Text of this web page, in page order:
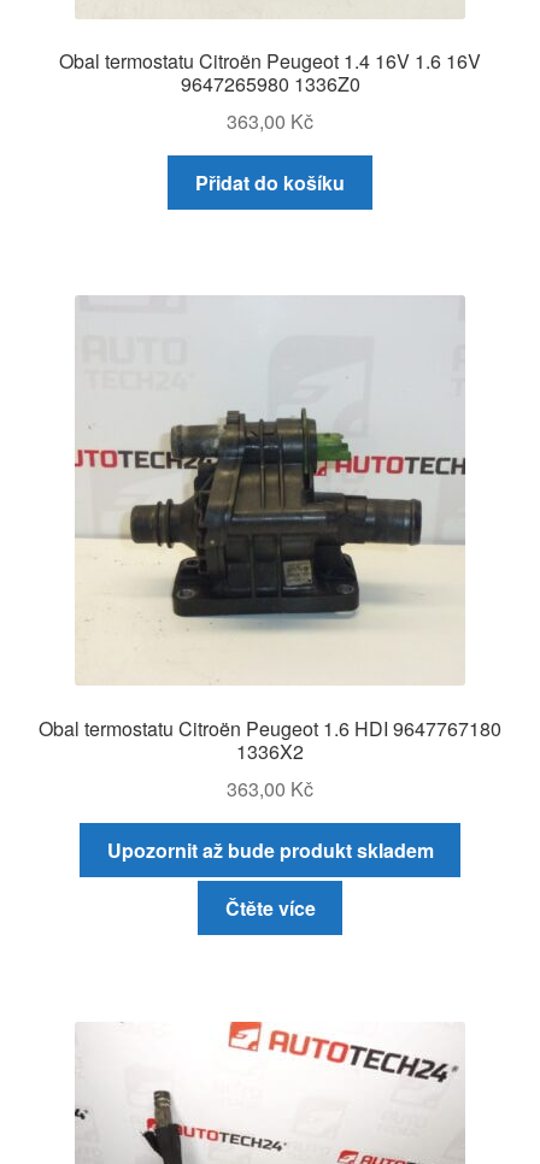
Obal termostatu Citroën Peugeot 1.4 16V 1.6 16V
9647265980 1336Z0
363,00 Kč
Přidat do košíku
Obal termostatu Citroën Peugeot 1.6 HDI 9647767180
1336X2
363,00 Kč
Upozornit až bude produkt skladem
Čtěte více